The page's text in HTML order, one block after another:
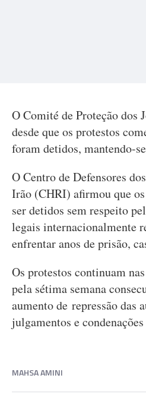
O Comité de Proteção dos
desde que os protestos
foram detidos, mantendo-
O Centro de Defensores
Irão (CHRI) afirmou que
ser detidos sem respeito
legais internacionalmente
enfrentar anos de prisão,
Os protestos continuam
pela sétima semana
aumento de repressão das
julgamentos e
MAHSA AMINI